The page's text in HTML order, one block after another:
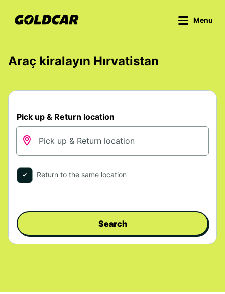
Menu
Araç kiralayın Hırvatistan
Pick up & Return location
Return to the same location
Search